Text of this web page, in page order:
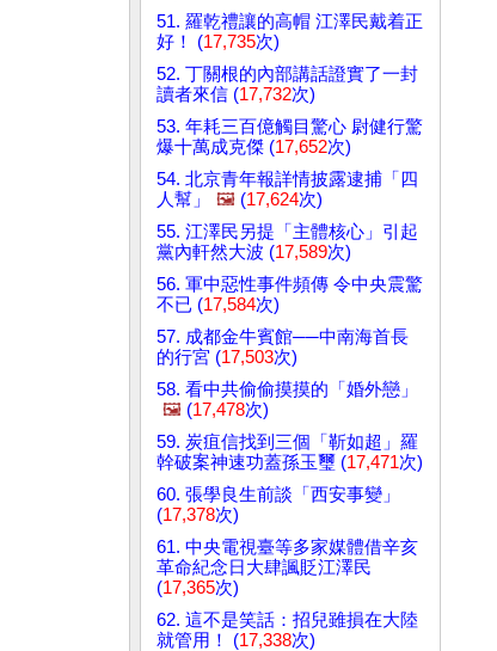
51. 羅乾禮讓的高帽 江澤民戴着正
好！ (17,735次)
52. 丁關根的內部講話證實了一封
讀者來信 (17,732次)
53. 年耗三百億觸目驚心 尉健行驚
爆十萬成克傑 (17,652次)
54. 北京青年報詳情披露逮捕「四
人幫」
🖼️ (17,624次)
55. 江澤民另提「主體核心」引起
黨內軒然大波 (17,589次)
56. 軍中惡性事件頻傳 令中央震驚
不已 (17,584次)
57. 成都金牛賓館──中南海首長
的行宮 (17,503次)
58. 看中共偷偷摸摸的「婚外戀」
🖼️ (17,478次)
59. 炭疽信找到三個「靳如超」羅
幹破案神速功蓋孫玉璽 (17,471次)
60. 張學良生前談「西安事變」
(17,378次)
61. 中央電視臺等多家媒體借辛亥
革命紀念日大肆諷貶江澤民
(17,365次)
62. 這不是笑話：招兒雖損在大陸
就管用！ (17,338次)